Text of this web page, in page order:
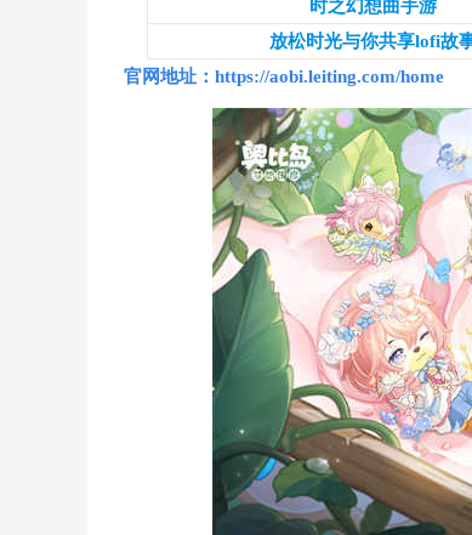
时之幻想曲手游
放松时光与你共享lofi故
官网地址：https://aobi.leiting.com/home